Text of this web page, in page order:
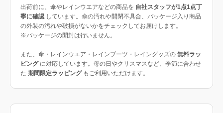
出荷前に、傘やレインウエアなどの商品を 自社スタッフが1点1点丁
寧に確認 しています。傘の汚れや開閉不具合、パッケージ入り商品
の外装の汚れや破損がないかをチェックしてお届けします。
※パッケージの開封は行いません。
また、傘・レインウエア・レインブーツ・レイングッズの 無料ラッ
ピングに対応しています。母の日やクリスマスなど、季節に合わせ
た 期間限定ラッピングもご利用いただけます。